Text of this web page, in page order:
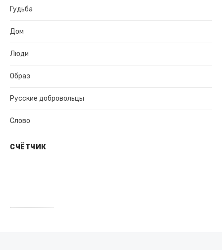
Гудьба
Дом
Люди
Образ
Русские добровольцы
Слово
СЧЁТЧИК